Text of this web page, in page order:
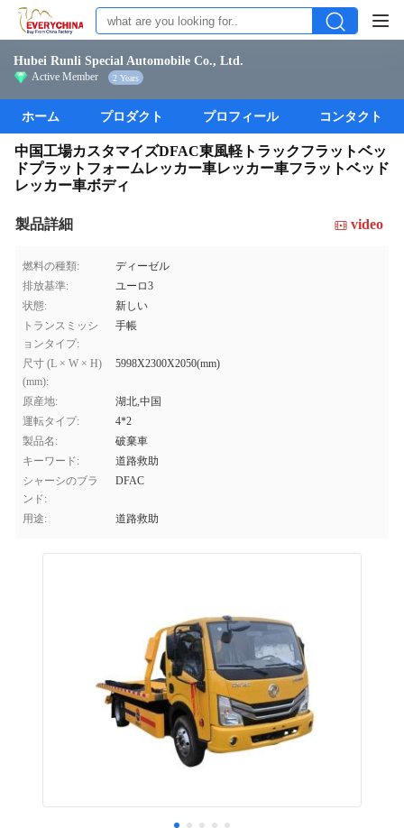
Hubei Runli Special Automobile Co., Ltd.
Active Member 2 Years
ホーム プロダクト プロフィール コンタクト
中国工場カスタマイズDFAC東風軽トラックフラットベッ
ドプラットフォームレッカー車レッカー車フラットベッド
レッカー車ボディ
製品詳細 video
燃料の種類:
ディーゼル
排放基準:
ユーロ3
状態:
新しい
トランスミッシ
ョンタイプ:
手帳
尺寸 (L × W × H)
(mm):
5998X2300X2050(mm)
原産地:
湖北,中国
運転タイプ:
4*2
製品名:
破棄車
キーワード:
道路救助
シャーシのブラ
ンド:
DFAC
用途: 道路救助